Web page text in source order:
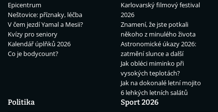
Epicentrum
Neštovice: příznaky, léčba
V čem jezdí Yamal a Mesii?
Kvízy pro seniory
Kalendář úplňků 2026
Co je bodycount?
Karlovarský filmový festival
2026
Znamení, že jste potkali
někoho z minulého života
Astronomické úkazy 2026:
zatmění slunce a další
Jak obléci miminko při
vysokých teplotách?
Jak na dokonalé letní mojito
6 lehkých letních salátů
Politika
Sport 2026